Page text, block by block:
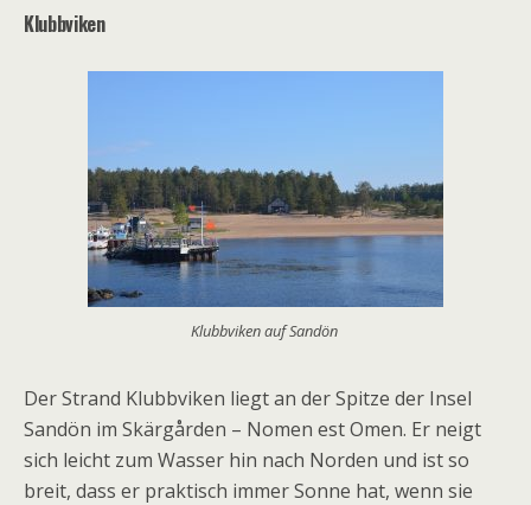
Klubbviken
Klubbviken auf Sandön
Der Strand Klubbviken liegt an der Spitze der Insel
Sandön im Skärgården – Nomen est Omen. Er neigt
sich leicht zum Wasser hin nach Norden und ist so
breit, dass er praktisch immer Sonne hat, wenn sie